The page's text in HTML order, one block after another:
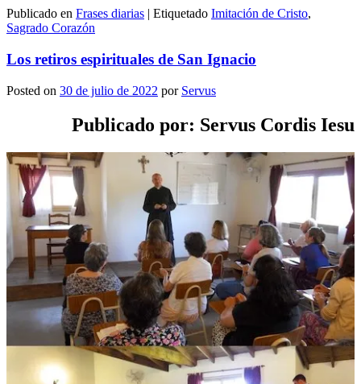
Publicado en Frases diarias | Etiquetado Imitación de Cristo,
Sagrado Corazón
Los retiros espirituales de San Ignacio
Posted on 30 de julio de 2022 por Servus
Publicado por: Servus Cordis Iesu